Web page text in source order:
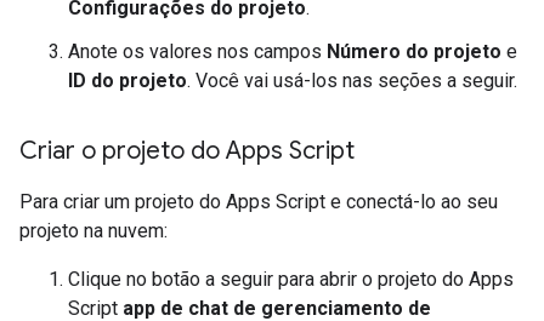
Configurações do projeto.
Anote os valores nos campos Número do projeto e
ID do projeto. Você vai usá-los nas seções a seguir.
Criar o projeto do Apps Script
Para criar um projeto do Apps Script e conectá-lo ao seu
projeto na nuvem:
Clique no botão a seguir para abrir o projeto do Apps
Script app de chat de gerenciamento de